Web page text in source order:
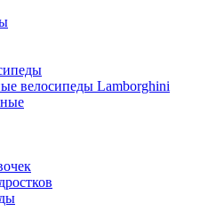
велосипеды Lamborghini